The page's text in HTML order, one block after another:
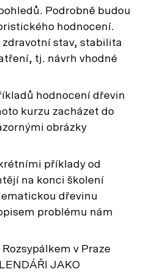
Podrobně budou
hodnocení.
stav, stabilita
tj. návrh vhodné
hodnocení dřevin
kurzu zacházet do
obrázky
příklady od
na konci školení
dřevinu
problému nám
v Praze
JAKO